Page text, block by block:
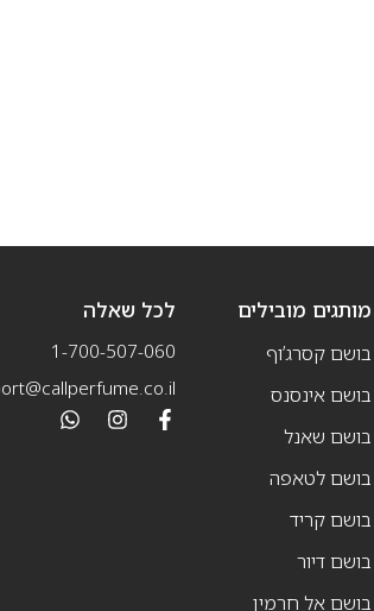
מותגים מובילים
בושם קסרג’וף
בושם אינסנס
בושם שאנל
בושם לטאפה
בושם קריד
בושם דיור
בושם אל חרמין
לכל שאלה
1-700-507-060